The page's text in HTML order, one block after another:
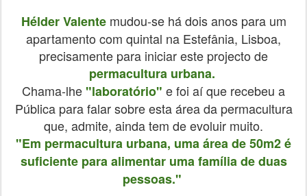
Hélder Valentemudou-se há dois anos para um
apartamento com quintal na Estefânia, Lisboa,
precisamente para iniciar este projecto de
permacultura urbana.
Chama-lhe"laboratório" e foi aí que recebeu a
Pública para falar sobre esta área da permacultura
que, admite, ainda tem de evoluir muito.
"Em permacultura urbana, uma área de 50m2 é
suficiente para alimentar uma família de duas
pessoas."